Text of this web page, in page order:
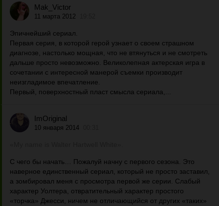
Mak_Victor
11 марта 2012
Эпичнейший сериал.
Первая серия, в которой герой узнает о своем страшном
диагнозе, настолько мощная, что не втянуться и не смотреть
дальше просто невозможно. Великолепная актерская игра в
сочетании с интересной манерой съемки производит
неизгладимое впечатление.
Первый, поверхностный пласт смысла сериала,...
ImOriginal
10 января 2014
С чего бы начать… Пожалуй начну с первого сезона. Это
наверное единственный сериал, который не просто заставил,
а зомбировал меня с просмотра первой же серии. Слабый
характер Уолтера, отвратительный характер простого
«торчка» Джесси, ничем не отличающийся от других «таких»